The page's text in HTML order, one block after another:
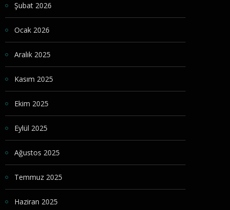
Şubat 2026
Ocak 2026
Aralık 2025
Kasım 2025
Ekim 2025
Eylül 2025
Ağustos 2025
Temmuz 2025
Haziran 2025